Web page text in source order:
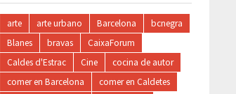
arte arte urbano Barcelona
bcnegra
Blanes
bravas
CaixaForum
Caldes d'Estrac
Cine
cocina de autor
comer en Barcelona
comer en Caldetes